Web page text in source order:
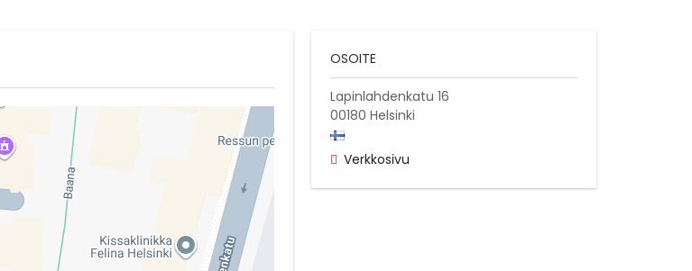
OSOITE
Lapinlahdenkatu 16
00180 Helsinki
Verkkosivu